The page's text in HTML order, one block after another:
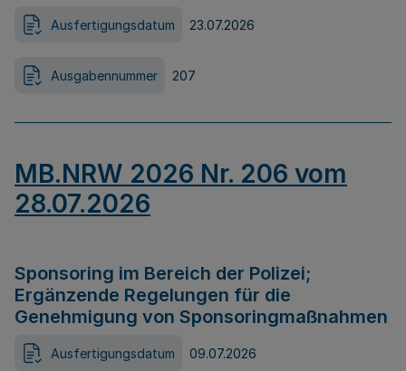
Ausfertigungsdatum 23.07.2026
Ausgabennummer 207
MB.NRW 2026 Nr. 206 vom
28.07.2026
Sponsoring im Bereich der Polizei;
Ergänzende Regelungen für die
Genehmigung von Sponsoringmaßnahmen
Ausfertigungsdatum 09.07.2026